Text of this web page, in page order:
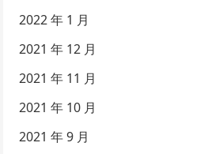
2022 年 1 月
2021 年 12 月
2021 年 11 月
2021 年 10 月
2021 年 9 月